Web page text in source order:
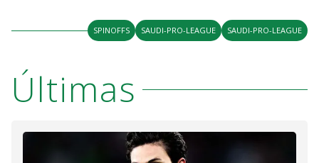
SPINOFFS SAUDI-PRO-LEAGUE SAUDI-PRO-LEAGUE
Últimas